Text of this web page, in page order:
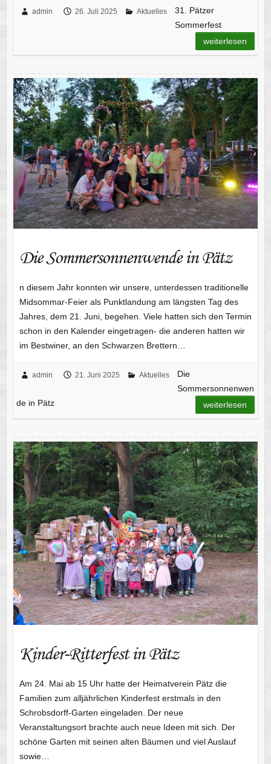
admin 26. Juli 2025 Aktuelles
31. Pätzer
Sommerfest
weiterlesen
Die Sommersonnenwende in Pätz
Die Sommersonnenwende in Pätz
n diesem Jahr konnten wir unsere, unterdessen traditionelle
Midsommar-Feier als Punktlandung am längsten Tag des
Jahres, dem 21. Juni, begehen. Viele hatten sich den Termin
schon in den Kalender eingetragen- die anderen hatten wir
im Bestwiner, an den Schwarzen Brettern…
admin 21. Juni 2025 Aktuelles
Die
Sommersonnenwen
de in Pätz
weiterlesen
Kinder-Ritterfest in Pätz
Kinder-Ritterfest in Pätz
Am 24. Mai ab 15 Uhr hatte der Heimatverein Pätz die
Familien zum alljährlichen Kinderfest erstmals in den
Schrobsdorff-Garten eingeladen. Der neue
Veranstaltungsort brachte auch neue Ideen mit sich. Der
schöne Garten mit seinen alten Bäumen und viel Auslauf
sowie…